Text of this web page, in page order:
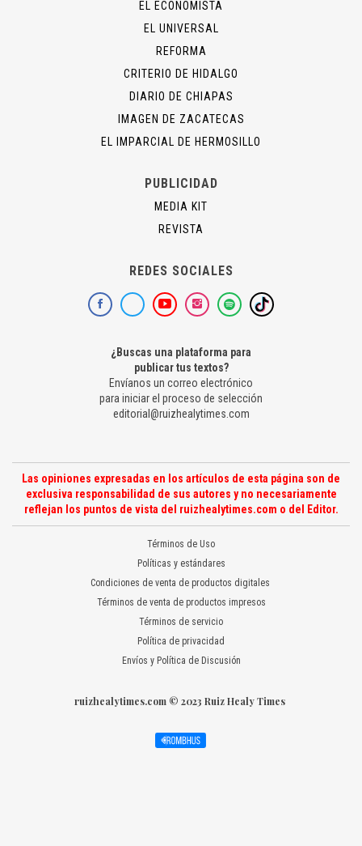
EL ECONOMISTA
EL UNIVERSAL
REFORMA
CRITERIO DE HIDALGO
DIARIO DE CHIAPAS
IMAGEN DE ZACATECAS
EL IMPARCIAL DE HERMOSILLO
PUBLICIDAD
MEDIA KIT
REVISTA
REDES SOCIALES
¿Buscas una plataforma para
publicar tus textos?
Envíanos un correo electrónico
para iniciar el proceso de selección
editorial@ruizhealytimes.com
Las opiniones expresadas en los artículos de esta página son de
exclusiva responsabilidad de sus autores y no necesariamente
reflejan los puntos de vista del ruizhealytimes.com o del Editor.
Términos de Uso
Políticas y estándares
Condiciones de venta de productos digitales
Términos de venta de productos impresos
Términos de servicio
Política de privacidad
Envíos y Política de Discusión
ruizhealytimes.com © 2023 Ruiz Healy Times